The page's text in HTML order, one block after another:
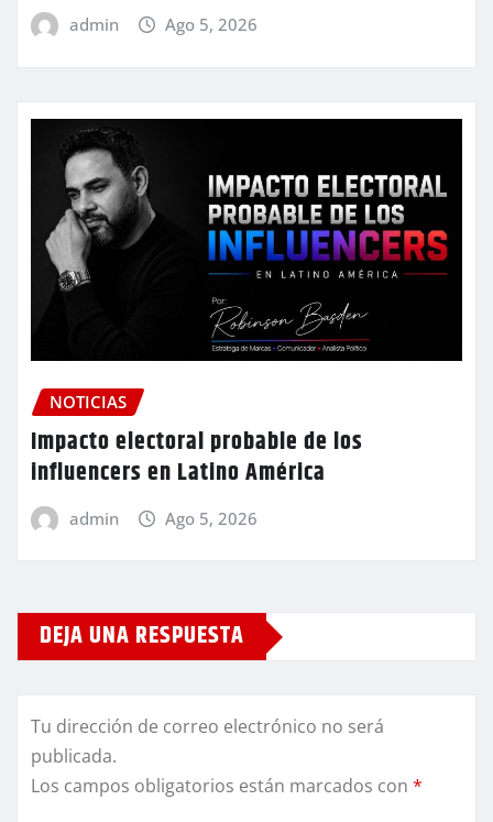
admin Ago 5, 2026
NOTICIAS
Impacto electoral probable de los
influencers en Latino América
admin Ago 5, 2026
DEJA UNA RESPUESTA
Tu dirección de correo electrónico no será
publicada.
Los campos obligatorios están marcados con *